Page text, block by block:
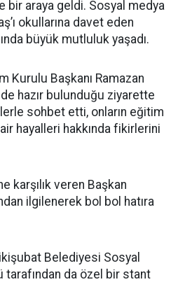
bir araya geldi. Sosyal medya
okullarına davet eden
büyük mutluluk yaşadı.
Kurulu Başkanı Ramazan
hazır bulunduğu ziyarette
sohbet etti, onların eğitim
hayalleri hakkında fikirlerini
karşılık veren Başkan
ilgilenerek bol bol hatıra
Belediyesi Sosyal
tarafından da özel bir stant